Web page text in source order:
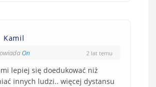
Kamil
On 2 lat temu
lepiej się doedukować niż
innych ludzi.. więcej dystansu